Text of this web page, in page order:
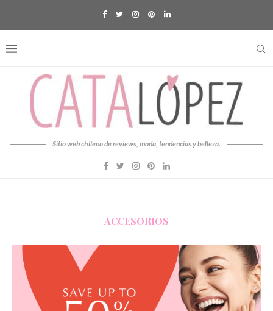
Sitio web chileno de reviews, moda, tendencias y belleza.
ACCESORIOS